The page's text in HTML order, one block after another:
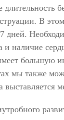
В
дней.
и наличие
большую
мы также
выставляется